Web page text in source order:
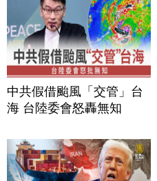
中共假借颱風「交管」台
海 台陸委會怒轟無知